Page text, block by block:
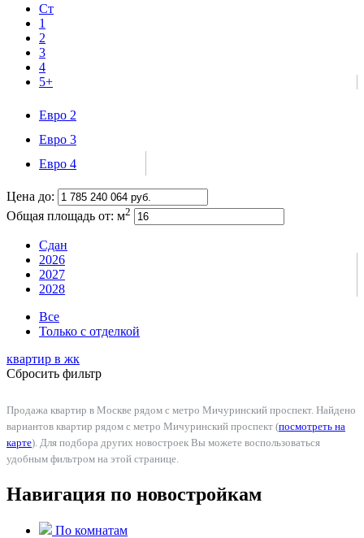
Ст
1
2
3
4
5+
Евро 2
Евро 3
Евро 4
Цена до:
Общая площадь от: м2
Сдан
2026
2027
2028
Все
Только с отделкой
квартир в жк
Сбросить фильтр
Продажа квартир в Москве рядом с метро Мичуринский проспект. Найдено
вариантов квартир рядом с метро Мичуринский проспект (посмотреть на
карте). Для подбора других новостроек Вы можете воспользоваться
удобным фильтром на этой странице.
Навигация по новостройкам
По комнатам